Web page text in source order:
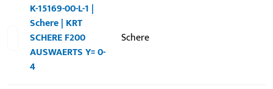
K-15169-00-L-1 |
Schere | KRT
SCHERE F200
AUSWAERTS Y= 0-
4
Schere